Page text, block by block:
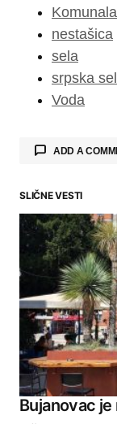
nestašica
sela
srpska
Voda
ADD A
Your email
Required
Comment*
Your Name
SLIČNE VESTI
Bujanovac